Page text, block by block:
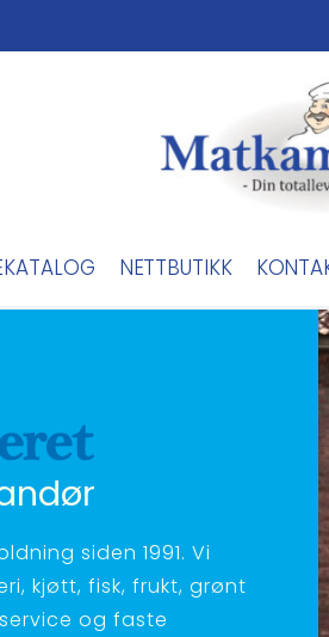
NETTBUTIKK
siden 1991. Vi
kjøtt, fisk, frukt, grønt
og faste